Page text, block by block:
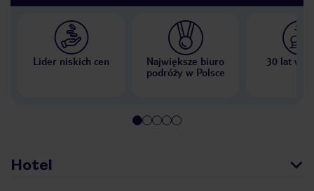
Lider niskich cen
Największe biuro
podróży w Polsce
30 lat w
Hotel